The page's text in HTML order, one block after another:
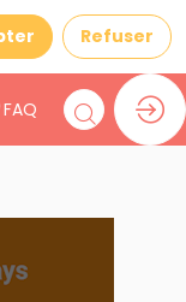
FAQ
Refuser